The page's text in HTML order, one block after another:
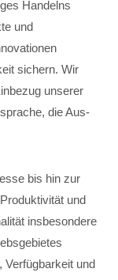
Handelns
und
sichern. Wir
unserer
die Aus-
bis hin zur
und
insbesondere
Verfügbarkeit und